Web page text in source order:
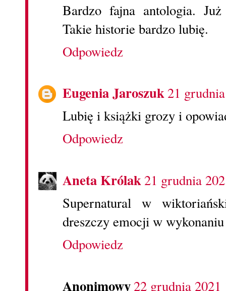
Bardzo fajna antologia.
Takie historie bardzo lubię.
Odpowiedz
Eugenia Jaroszuk21
Lubię i książki grozy i
Odpowiedz
Aneta Królak21 grudnia
Supernatural w
dreszczy emocji w
Odpowiedz
Anonimowy22 grudnia 2021